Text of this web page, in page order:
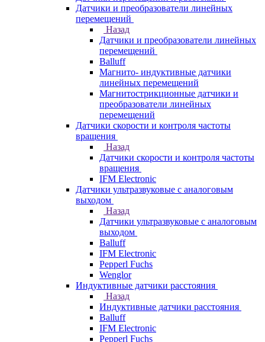
Датчики и преобразователи линейных
перемещений
Назад
Датчики и преобразователи линейных
перемещений
Balluff
Магнито- индуктивные датчики
линейных перемещений
Магнитострикционные датчики и
преобразователи линейных
перемещений
Датчики скорости и контроля частоты
вращения
Назад
Датчики скорости и контроля частоты
вращения
IFM Electronic
Датчики ультразвуковые с аналоговым
выходом
Назад
Датчики ультразвуковые с аналоговым
выходом
Balluff
IFM Electronic
Pepperl Fuchs
Wenglor
Индуктивные датчики расстояния
Назад
Индуктивные датчики расстояния
Balluff
IFM Electronic
Pepperl Fuchs